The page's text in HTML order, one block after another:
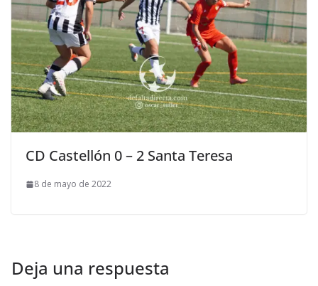
CD Castellón 0 – 2 Santa Teresa
8 de mayo de 2022
Deja una respuesta